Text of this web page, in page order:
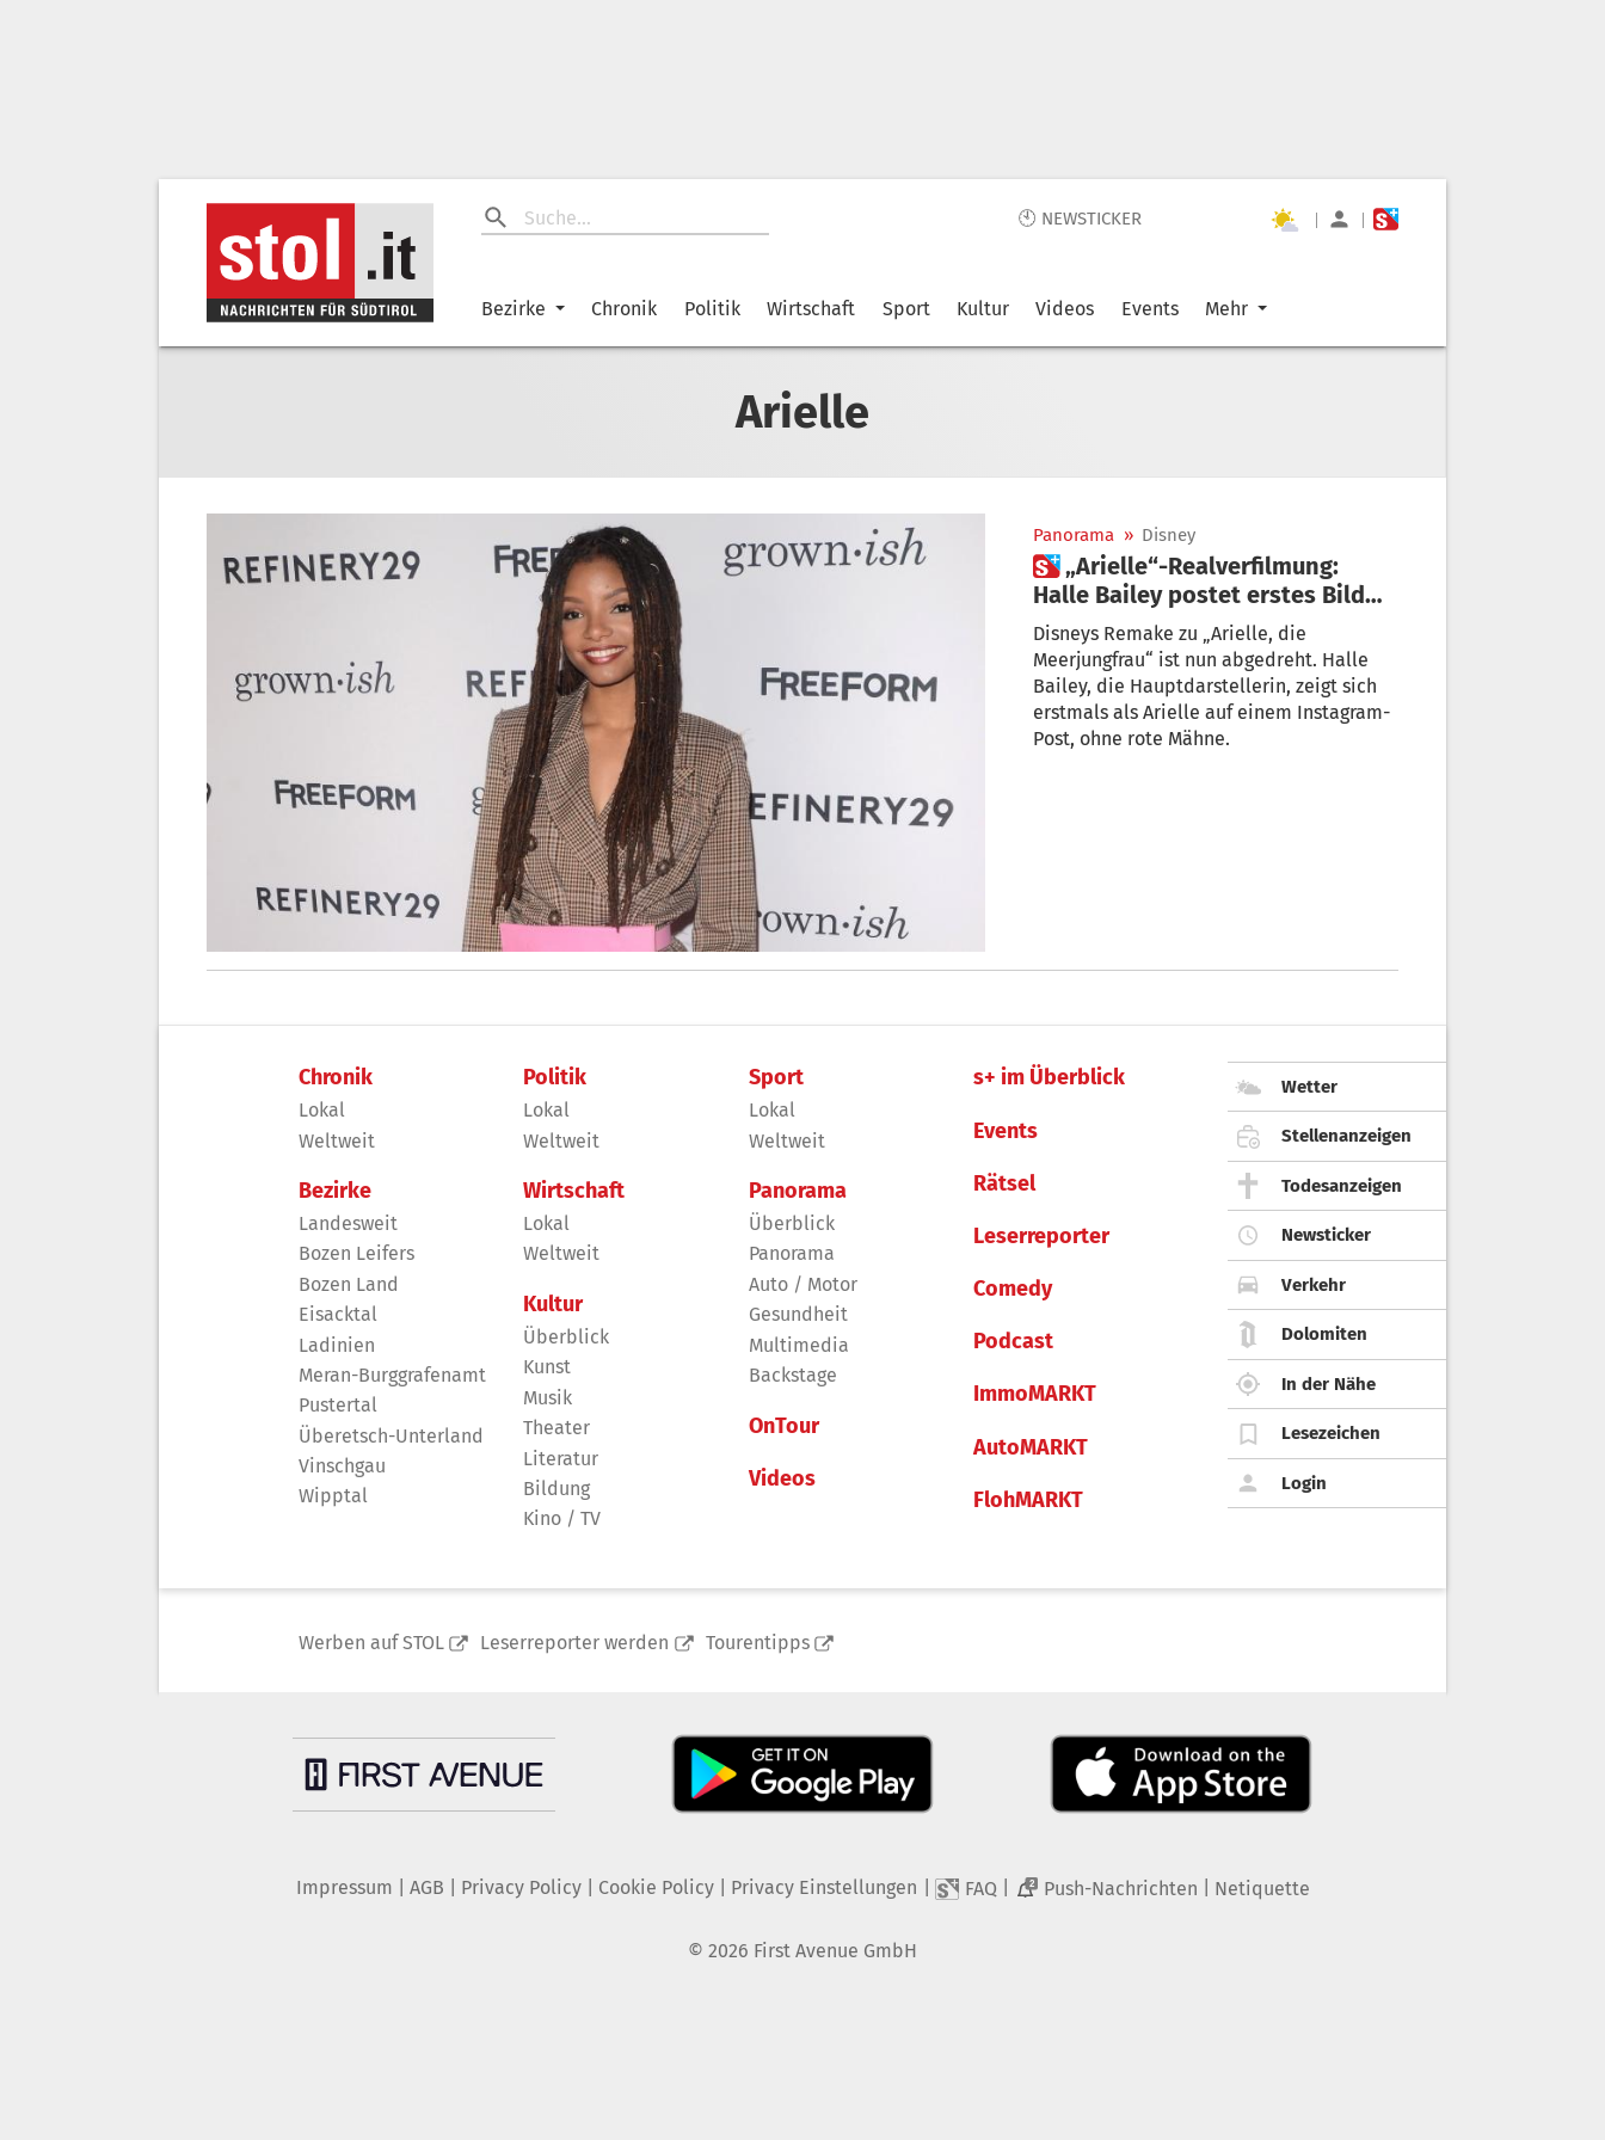
🕙 NEWSTICKER | |
Bezirke Chronik Politik Wirtschaft Sport Kultur Videos Events Mehr
Arielle
Panorama » Disney
 „Arielle“-Realverfilmung:
Halle Bailey postet erstes Bild
als Meerjungfrau
Disneys Remake zu „Arielle, die
Meerjungfrau“ ist nun abgedreht. Halle
Bailey, die Hauptdarstellerin, zeigt sich
erstmals als Arielle auf einem Instagram-
Post, ohne rote Mähne.
Chronik
Lokal
Weltweit
Bezirke
Landesweit
Bozen Leifers
Bozen Land
Eisacktal
Ladinien
Meran-Burggrafenamt
Pustertal
Überetsch-Unterland
Vinschgau
Wipptal
Politik
Lokal
Weltweit
Wirtschaft
Lokal
Weltweit
Kultur
Überblick
Kunst
Musik
Theater
Literatur
Bildung
Kino / TV
Sport
Lokal
Weltweit
Panorama
Überblick
Panorama
Auto / Motor
Gesundheit
Multimedia
Backstage
OnTour
Videos
s+ im Überblick
Events
Rätsel
Leserreporter
Comedy
Podcast
ImmoMARKT
AutoMARKT
FlohMARKT
Wetter
Stellenanzeigen
Todesanzeigen
Newsticker
Verkehr
Dolomiten
In der Nähe
Lesezeichen
Login
Werben auf STOL Leserreporter werden Tourentipps
Impressum AGB Privacy Policy| Cookie Policy| Privacy Einstellungen FAQ 2 Push-Nachrichten Netiquette
© 2026 First Avenue GmbH